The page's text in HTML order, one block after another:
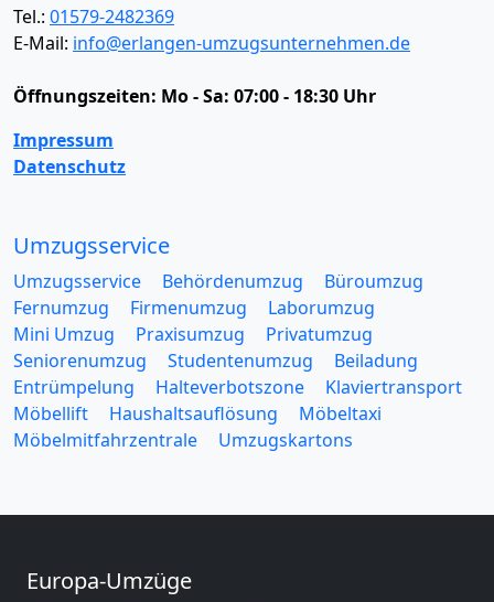
Tel.: 01579-2482369
E-Mail: info@erlangen-umzugsunternehmen.de
Öffnungszeiten: Mo - Sa: 07:00 - 18:30 Uhr
Impressum
Datenschutz
Umzugsservice
Umzugsservice Behördenumzug
Büroumzug
Fernumzug
Firmenumzug
Laborumzug
Mini Umzug
Praxisumzug
Privatumzug
Seniorenumzug
Studentenumzug
Beiladung
Entrümpelung
Halteverbotszone
Klaviertransport
Möbellift
Haushaltsauflösung
Möbeltaxi
Möbelmitfahrzentrale
Umzugskartons
Europa-Umzüge